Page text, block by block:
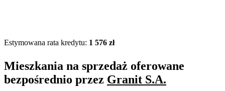
Estymowana rata kredytu: 1 576 zł
Mieszkania na sprzedaż oferowane
bezpośrednio przez Granit S.A.